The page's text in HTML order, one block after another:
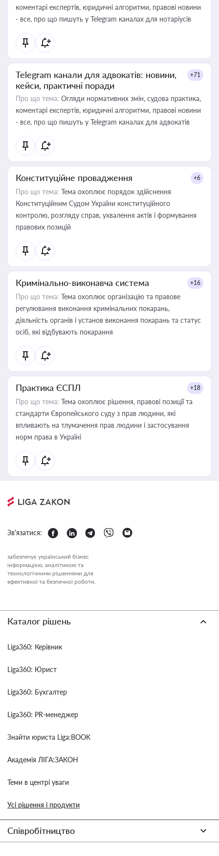
коментарі експертів, юридичні алгоритми, правові новини
- все, про що пишуть у Telegram каналах для нотаріусів
Telegram канали для адвокатів: новини,
кейси, практичні поради
+71
Про що тема: Огляди нормативних змін, судова практика,
коментарі експертів, юридичні алгоритми, правові новини
- все, про що пишуть у Telegram каналах для адвокатів
Конституційне провадження +6
Про що тема: Тема охоплює порядок здійснення
Конституційним Судом України конституційного
контролю, розгляду справ, ухвалення актів і формування
правових позицій
Кримінально-виконавча система +16
Про що тема: Тема охоплює організацію та правове
регулювання виконання кримінальних покарань,
діяльність органів і установ виконання покарань та статус
осіб, які відбувають покарання
Практика ЄСПЛ +18
Про що тема: Тема охоплює рішення, правові позиції та
стандарти Європейського суду з прав людини, які
впливають на тлумачення прав людини і застосування
норм права в Україні
Зв'язатися:
забезпечує український бізнес
інформацією, аналітикою та
технологічними рішеннями для
ефективної та безпечної роботи.
Каталог рішень
Liga360: Керівник
Liga360: Юрист
Liga360: Бухгалтер
Liga360: PR-менеджер
Знайти юриста Liga:BOOK
Академія ЛІГА:ЗАКОН
Теми в центрі уваги
Усі рішення і продукти
Співробітництво